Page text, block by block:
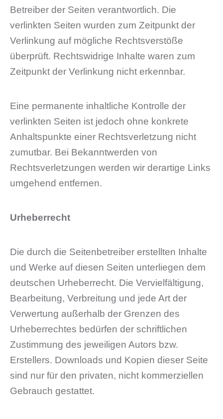
Betreiber der Seiten verantwortlich. Die
verlinkten Seiten wurden zum Zeitpunkt der
Verlinkung auf mögliche Rechtsverstöße
überprüft. Rechtswidrige Inhalte waren zum
Zeitpunkt der Verlinkung nicht erkennbar.
Eine permanente inhaltliche Kontrolle der
verlinkten Seiten ist jedoch ohne konkrete
Anhaltspunkte einer Rechtsverletzung nicht
zumutbar. Bei Bekanntwerden von
Rechtsverletzungen werden wir derartige Links
umgehend entfernen.
Urheberrecht
Die durch die Seitenbetreiber erstellten Inhalte
und Werke auf diesen Seiten unterliegen dem
deutschen Urheberrecht. Die Vervielfältigung,
Bearbeitung, Verbreitung und jede Art der
Verwertung außerhalb der Grenzen des
Urheberrechtes bedürfen der schriftlichen
Zustimmung des jeweiligen Autors bzw.
Erstellers. Downloads und Kopien dieser Seite
sind nur für den privaten, nicht kommerziellen
Gebrauch gestattet.